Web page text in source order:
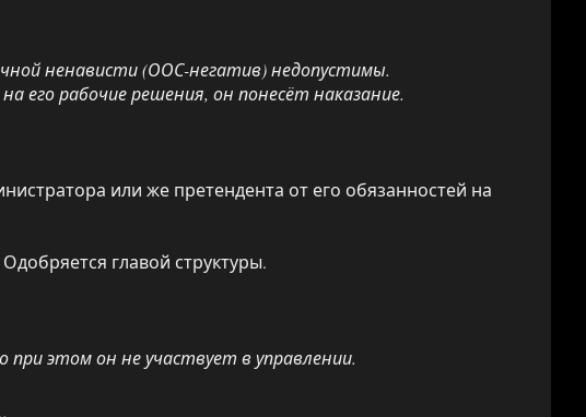
ненависти (ООС-негатив) недопустимы.
его рабочие решения, он понесёт наказание.
или же претендента от его обязанностей на
главой структуры.
этом он не участвует в управлении.